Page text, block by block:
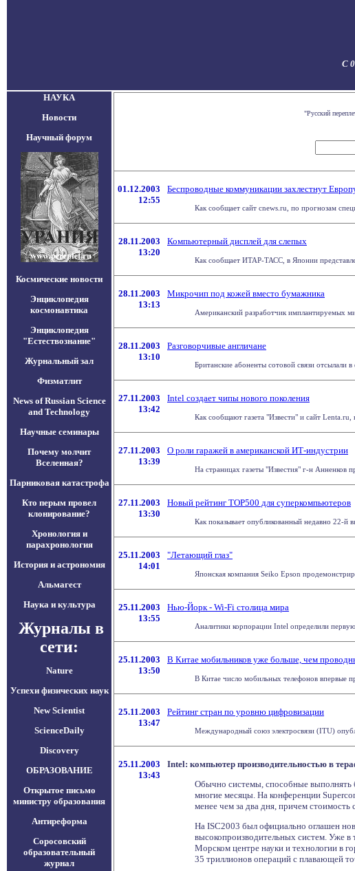
С
НАУКА
Новости
Научный форум
Космические новости
Энциклопедия
космонавтика
Энциклопедия
"Естествознание"
Журнальный зал
Физматлит
News of Russian Science
and Technology
Научные семинары
Почему молчит
Вселенная?
Парниковая катастрофа
Кто перым провел
клонирование?
Хронология и
парахронология
История и астрономия
Альмагест
Наука и культура
Журналы в
сети:
Nature
Успехи физических наук
New Scientist
ScienceDaily
Discovery
ОБРАЗОВАНИЕ
Открытое письмо
министру образования
Антиреформа
Соросовский
образовательный
журнал
"Русский
01.12.2003
12:55
Беспроводные коммуникации захлестнут
Как сообщает сайт cnews.ru, по прогнозам
28.11.2003
13:20
Компьютерный дисплей для слепых
Как сообщает ИТАР-ТАСС, в Японии
28.11.2003
13:13
Микрочип под кожей вместо бумажника
Американский разработчик имплантируемых
28.11.2003
13:10
Разговорчивые англичане
Британские абоненты сотовой связи отсылали
27.11.2003
13:42
Intel создает чипы нового поколения
Как сообщают газета "Извести" и сайт Lenta.ru,
27.11.2003
13:39
О роли гаражей в американской ИТ-индустрии
На страницах газеты "Известия" г-н Анненков
27.11.2003
13:30
Новый рейтинг ТОР500 для суперкомпьютеров
Как показывает опубликованный недавно 22-
25.11.2003
14:01
"Летающий глаз"
Японская компания Seiko Epson
25.11.2003
13:55
Нью-Йорк - Wi-Fi столица мира
Аналитики корпорации Intel определили
25.11.2003
13:50
В Китае мобильников уже больше, чем
В Китае число мобильных телефонов впервые
25.11.2003
13:47
Рейтинг стран по уровню цифровизации
Международный союз электросвязи (ITU)
25.11.2003
13:43
Intel: компьютер производительностью в
Обычно системы, способные выполнять
многие месяцы. На конференции
менее чем за два дня, причем
На ISC2003 был официально оглашен
высокопроизводительных систем. Уже в
Морском центре науки и технологии в
35 триллионов операций с плавающей